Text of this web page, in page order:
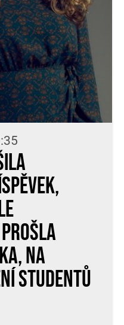
na
studentů